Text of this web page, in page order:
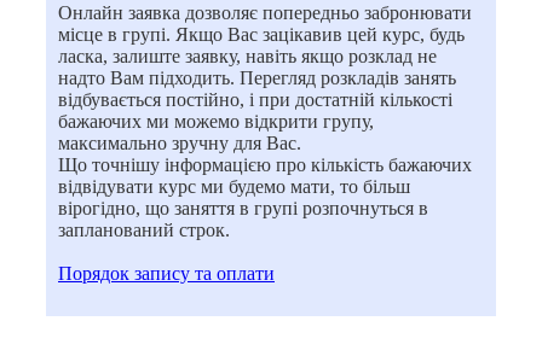
Онлайн заявка дозволяє попередньо забронювати
місце в групі. Якщо Вас зацікавив цей курс, будь
ласка, залиште заявку, навіть якщо розклад не
надто Вам підходить. Перегляд розкладів занять
відбувається постійно, і при достатній кількості
бажаючих ми можемо відкрити групу,
максимально зручну для Вас.
Що точнішу інформацією про кількість бажаючих
відвідувати курс ми будемо мати, то більш
вірогідно, що заняття в групі розпочнуться в
запланований строк.
Порядок запису та оплати